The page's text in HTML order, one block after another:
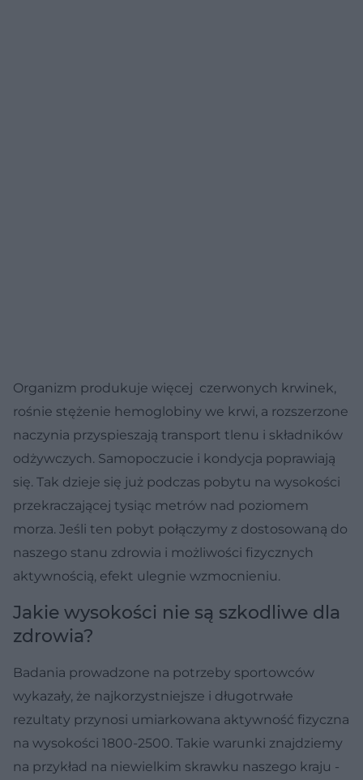
Organizm produkuje więcej czerwonych krwinek,
rośnie stężenie hemoglobiny we krwi, a rozszerzone
naczynia przyspieszają transport tlenu i składników
odżywczych. Samopoczucie i kondycja poprawiają
się. Tak dzieje się już podczas pobytu na wysokości
przekraczającej tysiąc metrów nad poziomem
morza. Jeśli ten pobyt połączymy z dostosowaną do
naszego stanu zdrowia i możliwości fizycznych
aktywnością, efekt ulegnie wzmocnieniu.
Jakie wysokości nie są szkodliwe dla
zdrowia?
Badania prowadzone na potrzeby sportowców
wykazały, że najkorzystniejsze i długotrwałe
rezultaty przynosi umiarkowana aktywność fizyczna
na wysokości 1800-2500. Takie warunki znajdziemy
na przykład na niewielkim skrawku naszego kraju -